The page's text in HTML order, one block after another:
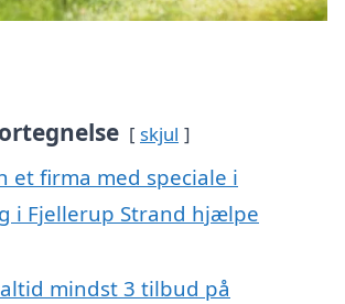
skjul
et firma med speciale i
i Fjellerup Strand hjælpe
mindst 3 tilbud på